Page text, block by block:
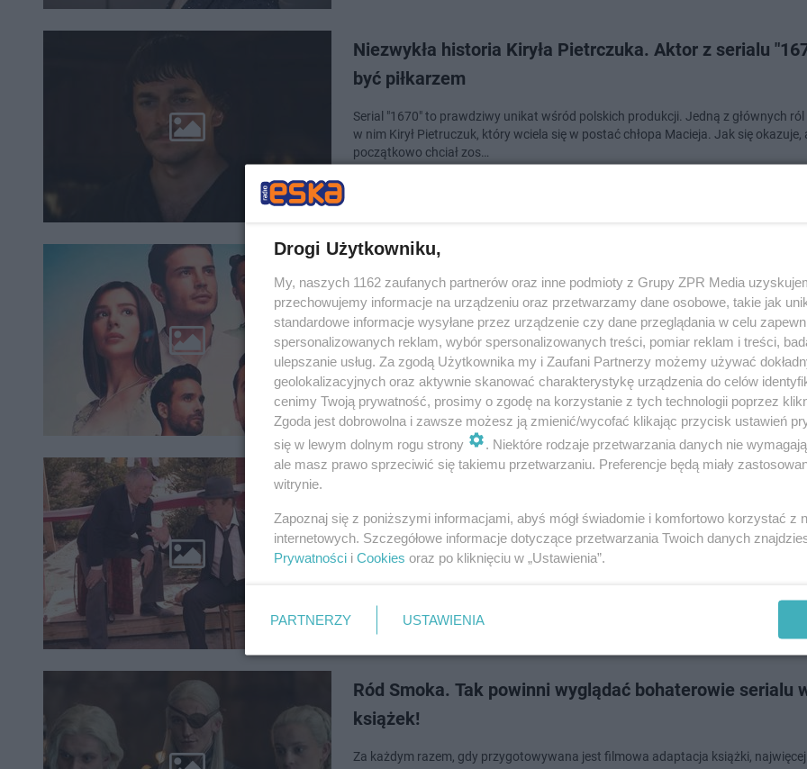
Niezwykła historia Kiryła Pietrczuka. Aktor z serialu
być piłkarzem
Serial "1670" to prawdziwy unikat wśród polskich produkcji. Jedną z głównych
w nim Kirył Pietruczuk, który wciela się w postać chłopa Macieja. Jak się okazuje,
początkowo chciał zos…
"Miłość i nadzieja" - kto jest kim w tureckim serialu
Obsada i zdjęcia
"Miłość i nadzieja" to turecka produkcja, która zagościła na ekranach polskich
Telenowela emitowana jest od poniedziałku do piątku o godzinie 17:15 na antenie
Przez nadchodzące miesiące…
Jak dobrze znasz serialowy hit "Alternatywy 4"?
Filmy Stanisława Barei zyskały miano kultowych, a cytaty z niektórych z nich - na
zagościły w codziennym języku większości Polaków. Do dorobku Barei należy
Ród Smoka. Tak powinni wyglądać bohaterowie serialu
książek!
Za każdym razem, gdy przygotowywana jest filmowa adaptacja książki,
Drogi Użytkowniku,
My, naszych 1162 zaufanych partnerów oraz inne podmioty z Grupy ZPR Media
przechowujemy informacje na urządzeniu oraz przetwarzamy dane osobowe, takie jak
standardowe informacje wysyłane przez urządzenie czy dane przeglądania w celu
spersonalizowanych reklam, wybór spersonalizowanych treści, pomiar reklam i treści,
ulepszanie usług. Za zgodą Użytkownika my i Zaufani Partnerzy możemy używać
geolokalizacyjnych oraz aktywnie skanować charakterystykę urządzenia do celów
cenimy Twoją prywatność, prosimy o zgodę na korzystanie z tych technologii poprzez
Zgoda jest dobrowolna i zawsze możesz ją zmienić/wycofać klikając przycisk ustawień
się w lewym dolnym rogu strony
. Niektóre rodzaje przetwarzania danych nie
ale masz prawo sprzeciwić się takiemu przetwarzaniu. Preferencje będą miały
witrynie.
Zapoznaj się z poniższymi informacjami, abyś mógł świadomie i komfortowo korzystać z
internetowych. Szczegółowe informacje dotyczące przetwarzania Twoich danych
Prywatności i Cookies oraz po kliknięciu w „Ustawienia”.
PARTNERZY USTAWIENIA